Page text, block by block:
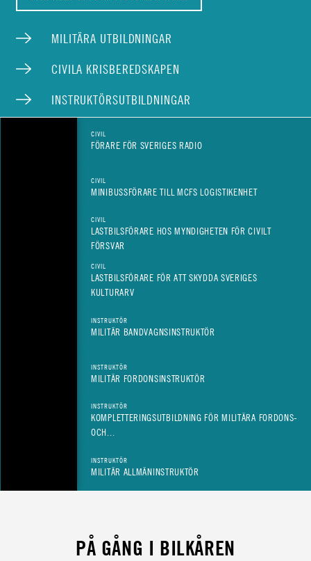
MILITÄRA UTBILDNINGAR
CIVILA KRISBEREDSKAPEN
INSTRUKTÖRSUTBILDNINGAR
CIVIL
FÖRARE FÖR SVERIGES RADIO
CIVIL
MINIBUSSFÖRARE TILL MCFS LOGISTIKENHET
CIVIL
LASTBILSFÖRARE HOS MYNDIGHETEN FÖR CIVILT
FÖRSVAR
CIVIL
LASTBILSFÖRARE FÖR ATT SKYDDA SVERIGES
KULTURARV
INSTRUKTÖR
MILITÄR BANDVAGNSINSTRUKTÖR
INSTRUKTÖR
MILITÄR FORDONSINSTRUKTÖR
INSTRUKTÖR
KOMPLETTERINGSUTBILDNING FÖR MILITÄRA FORDONS-
OCH...
INSTRUKTÖR
MILITÄR ALLMÄNINSTRUKTÖR
PÅ GÅNG I BILKÅREN